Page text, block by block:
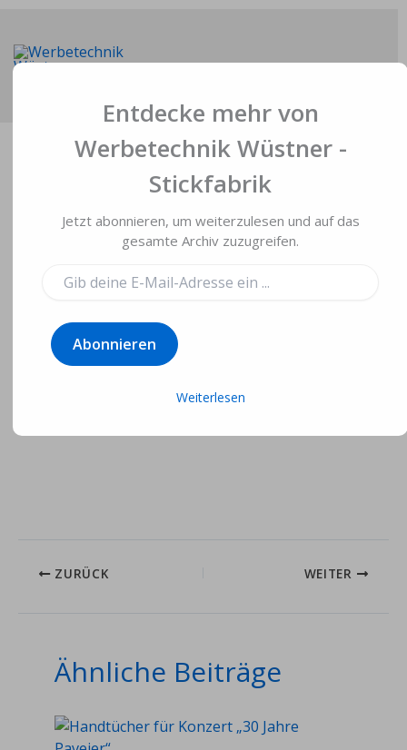
springen
Viscom 2019 – Danke
für Ihren Besuch
VonGerd Wüstner/
Werbetechnik Wüstner war auch in 2019
wieder mit einem 36qm großen Stand auf
ZURÜCK WEITER
Ähnliche Beiträge
Entdecke mehr von
Werbetechnik Wüstner -
Stickfabrik
Jetzt abonnieren, um weiterzulesen und auf das
gesamte Archiv zuzugreifen.
deine
Mail-
Adresse
ein ...
Abonnieren
Weiterlesen